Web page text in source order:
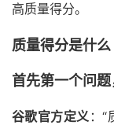
高质量得分。
质量得分是什
首先第一个问题
谷歌官方定义 ：